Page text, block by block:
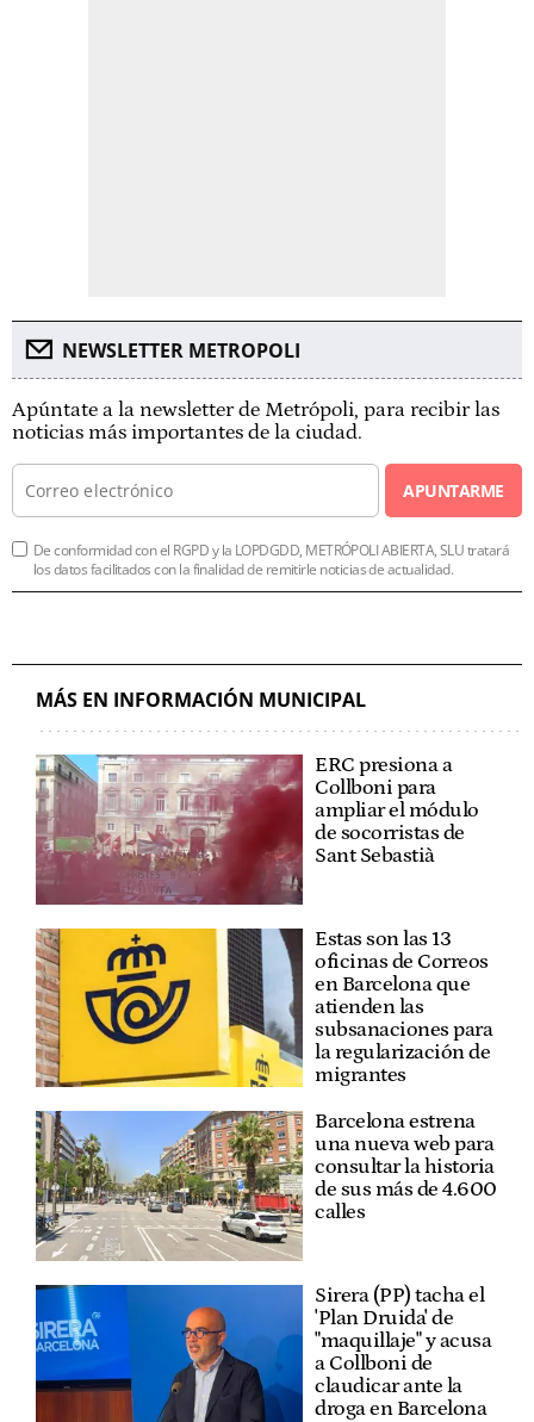
NEWSLETTER METROPOLI
Apúntate a la newsletter de Metrópoli, para recibir las
noticias más importantes de la ciudad.
APUNTARME
De conformidad con el RGPD y la LOPDGDD, METRÓPOLI ABIERTA, SLU tratará
los datos facilitados con la finalidad de remitirle noticias de actualidad.
MÁS EN INFORMACIÓN MUNICIPAL
ERC presiona a
Collboni para
ampliar el módulo
de socorristas de
Sant Sebastià
Estas son las 13
oficinas de Correos
en Barcelona que
atienden las
subsanaciones para
la regularización de
migrantes
Barcelona estrena
una nueva web para
consultar la historia
de sus más de 4.600
calles
Sirera (PP) tacha el
'Plan Druida' de
"maquillaje" y acusa
a Collboni de
claudicar ante la
droga en Barcelona